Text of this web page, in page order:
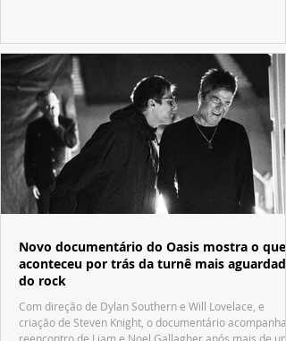
Novo documentário do Oasis mostra o que
aconteceu por trás da turnê mais aguardada
do rock
Com direção de Dylan Southern e Will Lovelace, e
criação de Steven Knight, o documentário acompanha
reencontro de Liam e Noel Gallagher após mais de